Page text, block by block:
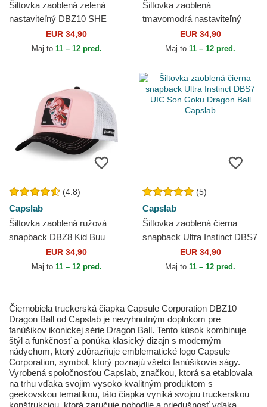
Šiltovka zaoblená zelená
nastaviteľný DBZ10 SHE
Shenron Dragon Ball Capslab
EUR 34,90
Maj to 11 – 12 pred.
Šiltovka zaoblená
tmavomodrá nastaviteľný
DBZ10 GOK Son Goku
Dragon Ball Capslab
EUR 34,90
Maj to 11 – 12 pred.
(4.8)
Capslab
Šiltovka zaoblená ružová
snapback DBZ8 Kid Buu
Dragon Ball Capslab
EUR 34,90
Maj to 11 – 12 pred.
(5)
Capslab
Šiltovka zaoblená čierna
snapback Ultra Instinct DBS7
UIC Son Goku Dragon Ball
Capslab
EUR 34,90
Maj to 11 – 12 pred.
Čiernobiela truckerská čiapka Capsule Corporation DBZ10
Dragon Ball od Capslab je nevyhnutným doplnkom pre
fanúšikov ikonickej série Dragon Ball. Tento kúsok kombinuje
štýl a funkčnosť a ponúka klasický dizajn s moderným
nádychom, ktorý zdôrazňuje emblematické logo Capsule
Corporation, symbol, ktorý poznajú všetci fanúšikovia ságy.
Vyrobená spoločnosťou Capslab, značkou, ktorá sa etablovala
na trhu vďaka svojim vysoko kvalitným produktom s
geekovskou tematikou, táto čiapka vyniká svojou truckerskou